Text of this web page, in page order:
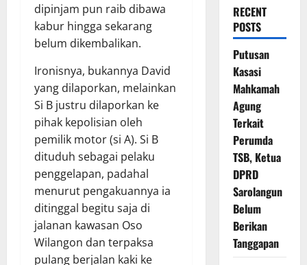
dipinjam pun raib dibawa
kabur hingga sekarang
belum dikembalikan.
Ironisnya, bukannya David
yang dilaporkan, melainkan
Si B justru dilaporkan ke
pihak kepolisian oleh
pemilik motor (si A). Si B
dituduh sebagai pelaku
penggelapan, padahal
menurut pengakuannya ia
ditinggal begitu saja di
jalanan kawasan Oso
Wilangon dan terpaksa
pulang berjalan kaki ke
RECENT
POSTS
Putusan
Kasasi
Mahkamah
Agung
Terkait
Perumda
TSB, Ketua
DPRD
Sarolangun
Belum
Berikan
Tanggapan